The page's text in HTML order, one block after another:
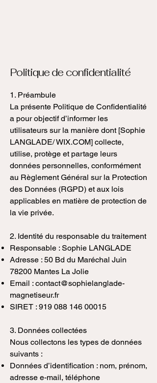
Politique de confidentialité
1. Préambule
La présente Politique de Confidentialité
a pour objectif d’informer les
utilisateurs sur la manière dont [Sophie
LANGLADE/ WIX.COM] collecte,
utilise, protège et partage leurs
données personnelles, conformément
au Règlement Général sur la Protection
des Données (RGPD) et aux lois
applicables en matière de protection de
la vie privée.
2. Identité du responsable du traitement
Responsable : Sophie LANGLADE
Adresse : 50 Bd du Maréchal Juin
78200 Mantes La Jolie
Email : contact@sophielanglade-
magnetiseur.fr
SIRET : 919 088 146 00015
3. Données collectées
Nous collectons les types de données
suivants :
Données d’identification : nom, prénom,
adresse e-mail, téléphone